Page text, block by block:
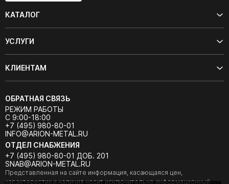
КАТАЛОГ
УСЛУГИ
КЛИЕНТАМ
ОБРАТНАЯ СВЯЗЬ
РЕЖИМ РАБОТЫ
С 9:00-18:00
+7 (495) 980-80-01
INFO@ARION-METAL.RU
ОТДЕЛ СНАБЖЕНИЯ
+7 (495) 980-80-01 ДОБ. 201
SNAB@ARION-METAL.RU
Представленная на сайте информация, касающаяся цен,
характеристик и наличия носит исключительно информационный